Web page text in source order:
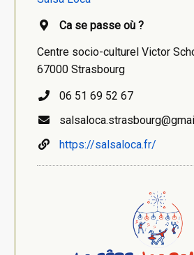
Ca se passe où ?
Centre socio-culturel Victor
67000 Strasbourg
06 51 69 52 67
https://salsaloca.fr/